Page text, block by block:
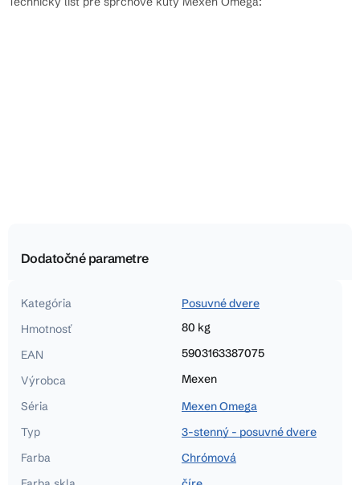
Dodatočné parametre
Kategória
Posuvné dvere
Hmotnosť
80 kg
EAN
5903163387075
Výrobca
Mexen
Séria
Mexen Omega
Typ
3-stenný - posuvné dvere
Farba
Chrómová